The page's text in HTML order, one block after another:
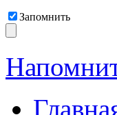
Запомнить